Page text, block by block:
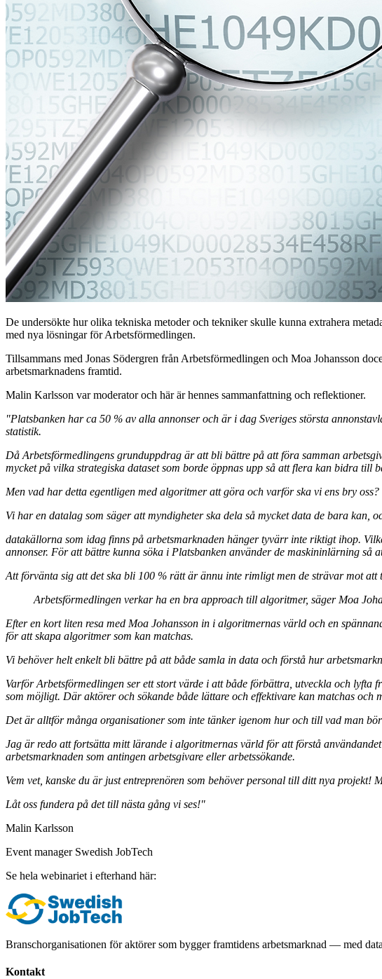
De undersökte hur olika tekniska metoder och tekniker skulle kunna extrahera
med nya lösningar för Arbetsförmedlingen.
Tillsammans med Jonas Södergren från Arbetsförmedlingen och Moa Johansson
arbetsmarknadens framtid.
Malin Karlsson var moderator och här är hennes sammanfattning och reflektioner.
"Platsbanken har ca 50 % av alla annonser och är i dag Sveriges största
statistik.
Då Arbetsförmedlingens grunduppdrag är att bli bättre på att föra samman
mycket på vilka strategiska dataset som borde öppnas upp så att flera kan bidra till
Men vad har detta egentligen med algoritmer att göra och varför ska vi ens bry oss?
Vi har en datalag som säger att myndigheter ska dela så mycket data de bara kan,
datakällorna som idag finns på arbetsmarknaden hänger tyvärr inte riktigt ihop.
annonser. För att bättre kunna söka i Platsbanken använder de maskininlärning så
Att förvänta sig att det ska bli 100 % rätt är ännu inte rimligt men de strävar mot
Arbetsförmedlingen verkar ha en bra approach till algoritmer, säger Moa
Efter en kort liten resa med Moa Johansson in i algoritmernas värld och en
för att skapa algoritmer som kan matchas.
Vi behöver helt enkelt bli bättre på att både samla in data och förstå hur
Varför Arbetsförmedlingen ser ett stort värde i att både förbättra, utveckla och
som möjligt. Där aktörer och sökande både lättare och effektivare kan matchas och
Det är alltför många organisationer som inte tänker igenom hur och till vad man
Jag är redo att fortsätta mitt lärande i algoritmernas värld för att förstå
arbetsmarknaden som antingen arbetsgivare eller arbetssökande.
Vem vet, kanske du är just entreprenören som behöver personal till ditt nya
Låt oss fundera på det till nästa gång vi ses!"
Malin Karlsson
Event manager Swedish JobTech
Se hela webinariet i efterhand här:
Branschorganisationen för aktörer som bygger framtidens arbetsmarknad — med
Kontakt